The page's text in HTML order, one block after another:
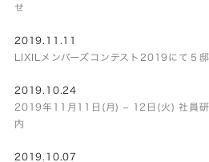
せ
2019.11.11
LIXILメンバーズコンテスト2019にて５
2019.10.24
2019年11月11日(月) – 12日(火) 社員研
内
2019.10.07